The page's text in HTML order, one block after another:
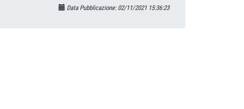
Data Pubblicazione: 02/11/2021 15:36:23